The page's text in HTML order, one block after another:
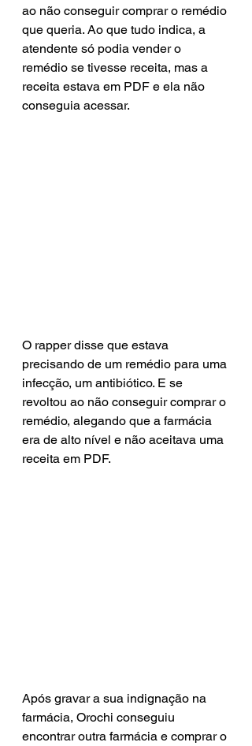
ao não conseguir comprar o remédio
que queria. Ao que tudo indica, a
atendente só podia vender o
remédio se tivesse receita, mas a
receita estava em PDF e ela não
conseguia acessar.
O rapper disse que estava
precisando de um remédio para uma
infecção, um antibiótico. E se
revoltou ao não conseguir comprar o
remédio, alegando que a farmácia
era de alto nível e não aceitava uma
receita em PDF.
Após gravar a sua indignação na
farmácia, Orochi conseguiu
encontrar outra farmácia e comprar o